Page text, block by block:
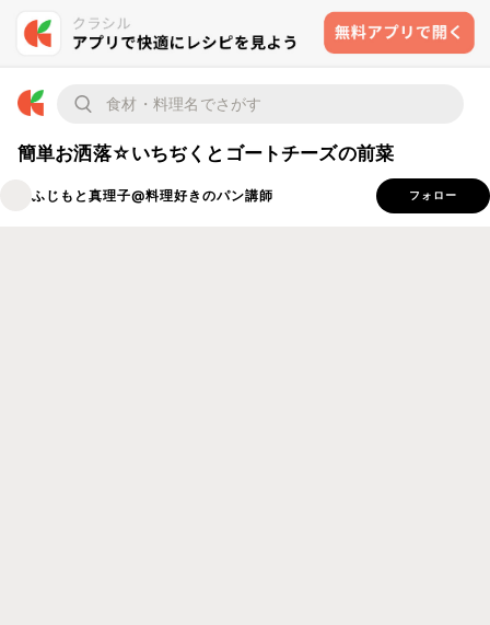
簡単お洒落☆いちぢくとゴートチーズの前菜
ふじもと真理子@料理好きのパン講師 フォロー